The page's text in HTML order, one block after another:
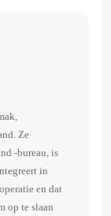
Ze
-bureau, is
in
en dat
op te slaan